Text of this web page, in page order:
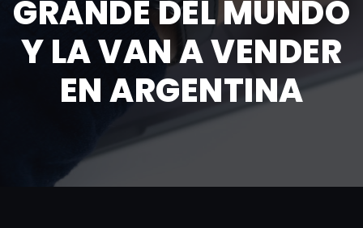
GRANDE DEL MUNDO
Y LA VAN A VENDER
EN ARGENTINA